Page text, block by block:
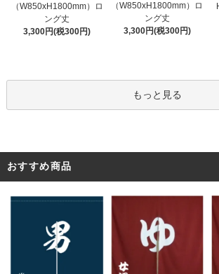
（W850xH1800mm）ロ
ング丈
3,300円(税300円)
（W850xH1800mm）ロ
ング丈
3,300円(税300円)
もっと見る
おすすめ商品